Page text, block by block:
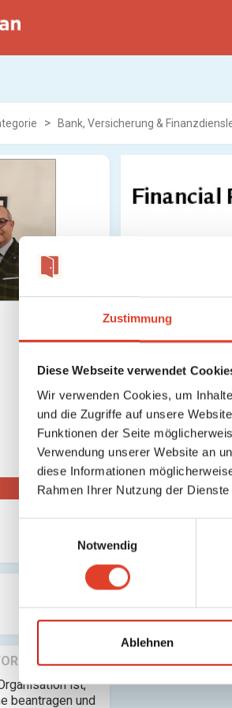
Zustimmung
Diese Webseite verwendet
Wir verwenden Cookies, um
und die Zugriffe auf unsere
Funktionen der Seite
Verwendung unserer Website an
diese Informationen
Rahmen Ihrer Nutzung der
n
g
u
Notwendig
Ablehnen
Bank, Versicherung &
ist,
beantragen und
Kontaktieren
Check-Ins